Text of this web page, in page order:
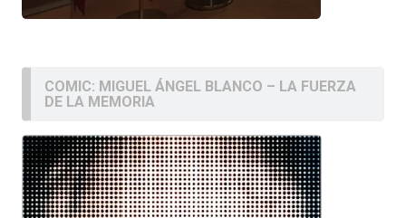
COMIC: MIGUEL ÁNGEL BLANCO – LA FUERZA
DE LA MEMORIA